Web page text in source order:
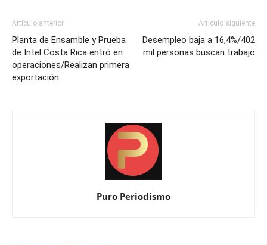
Artículo anterior
Planta de Ensamble y Prueba
de Intel Costa Rica entró en
operaciones/Realizan primera
exportación
Artículo siguiente
Desempleo baja a 16,4%/402
mil personas buscan trabajo
Puro Periodismo